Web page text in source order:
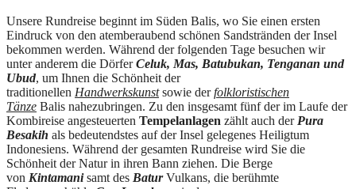
Unsere Rundreise beginnt im Süden Balis, wo Sie einen ersten
Eindruck von den atemberaubend schönen Sandstränden der Insel
bekommen werden. Während der folgenden Tage besuchen wir
unter anderem die DörferCeluk, Mas, Batubukan, Tenganan und
Ubud, um Ihnen die Schönheit der
traditionellen Handwerkskunstsowie derfolkloristischen
Tänze Balis nahezubringen. Zu den insgesamt fünf der im Laufe der
Kombireise angesteuerten Tempelanlagen zählt auch der Pura
Besakih als bedeutendstes auf der Insel gelegenes Heiligtum
Indonesiens. Während der gesamten Rundreise wird Sie die
Schönheit der Natur in ihren Bann ziehen. Die Berge
von Kintamanisamt des BaturVulkans, die berühmte